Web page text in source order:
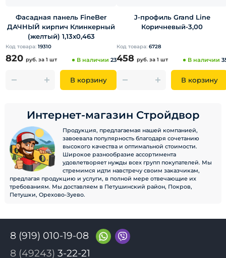
Фасадная панель FineBer
ДАЧНЫЙ кирпич Клинкерный
(желтый) 1,13х0,463
Код товара: 19310
820 руб. за 1 шт В наличии 23
В корзину
J-профиль Grand Line
Коричневый-3,00
Код товара: 6728
458 руб. за 1 шт В наличии
В корзину
Интернет-магазин Стройдвор
Продукция, предлагаемая нашей компанией,
завоевала популярность благодаря сочетанию
высокого качества и оптимальной стоимости.
Широкое разнообразие ассортимента
удовлетворяет нужды всех групп покупателей. Мы
стремимся идти навстречу своим заказчикам,
предлагая продукцию и услуги, в полной мере отвечающие их
требованиям. Мы доставляем в Петушинский район, Покров,
Петушки, Орехово-Зуево.
8 (919) 010-19-08
8 (49243) 3-22-21